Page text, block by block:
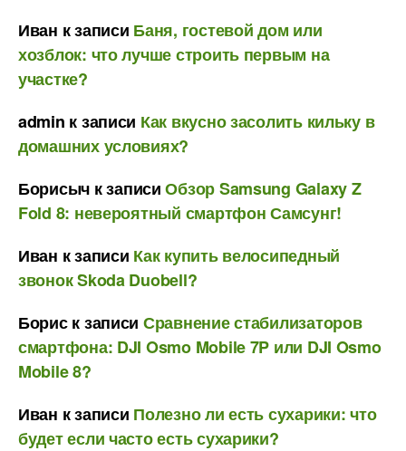
Иван к записи Баня, гостевой дом или
хозблок: что лучше строить первым на
участке?
admin к записи Как вкусно засолить кильку в
домашних условиях?
Борисыч к записиОбзор Samsung Galaxy Z
Fold 8: невероятный смартфон Самсунг!
Иван к записи Как купить велосипедный
звонок Skoda Duobell?
Бориск записи Сравнение стабилизаторов
смартфона: DJI Osmo Mobile 7P или DJI Osmo
Mobile 8?
Иван к записи Полезно ли есть сухарики: что
будет если часто есть сухарики?